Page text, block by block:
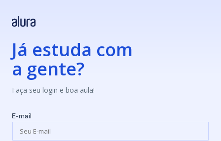
Já estuda com
a gente?
Faça seu login e boa aula!
E-mail